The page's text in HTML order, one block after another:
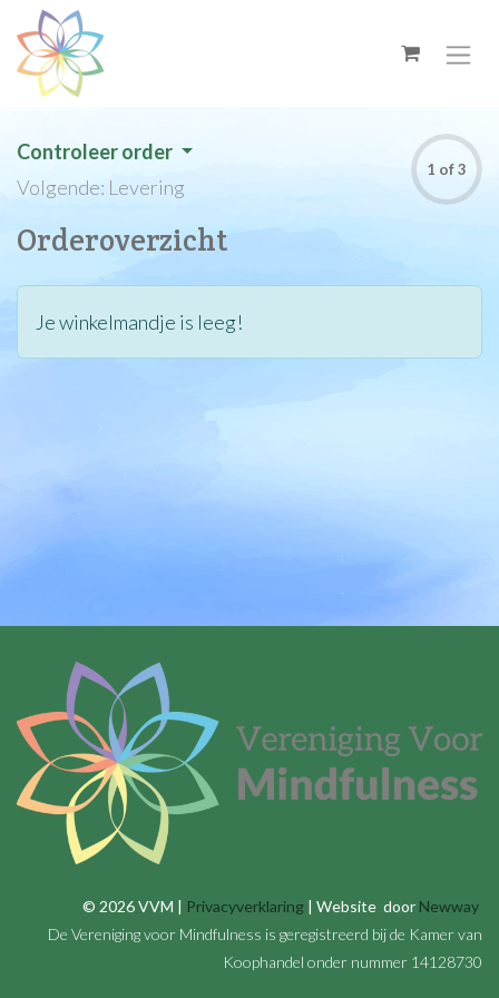
Overslaan naar inhoud
Controleer order
Volgende: Levering
1 of 3
Orderoverzicht
Je winkelmandje is leeg!
© 2026 VVM | Privacyverklaring | Website door Newway
De Vereniging voor Mindfulness is geregistreerd bij de Kamer van
Koophandel onder nummer 14128730